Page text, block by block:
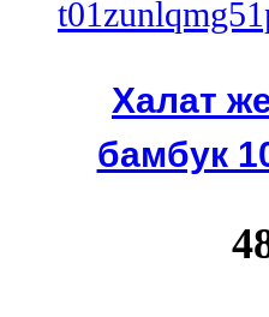
Халат
бамбук